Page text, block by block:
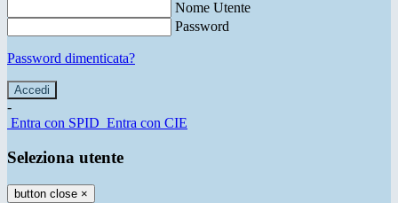
Nome Utente
Password
Password dimenticata?
-
Entra con SPID Entra con CIE
Seleziona utente
button close ×